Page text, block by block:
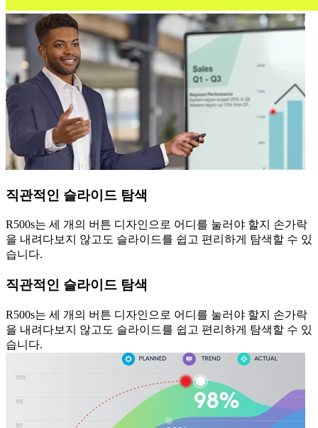
직관적인 슬라이드 탐색
R500s는 세 개의 버튼 디자인으로 어디를 눌러야 할지 손가락
을 내려다보지 않고도 슬라이드를 쉽고 편리하게 탐색할 수 있
습니다.
직관적인 슬라이드 탐색
R500s는 세 개의 버튼 디자인으로 어디를 눌러야 할지 손가락
을 내려다보지 않고도 슬라이드를 쉽고 편리하게 탐색할 수 있
습니다.